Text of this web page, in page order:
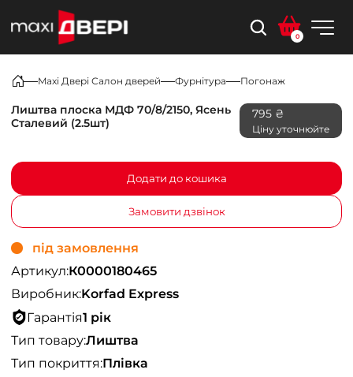
0
Maxi Двері Салон дверей Фурнітура Погонаж
Лиштва плоска МДФ 70/8/2150, Ясень
Сталевий (2.5шт)
795 ₴
Ціну уточнюйте
Додати до кошика
Замовити дзвінок
під замовлення
Артикул:К0000180465
Виробник:Korfad Express
Гарантія1 рік
Тип товару:Лиштва
Тип покриття:Плівка